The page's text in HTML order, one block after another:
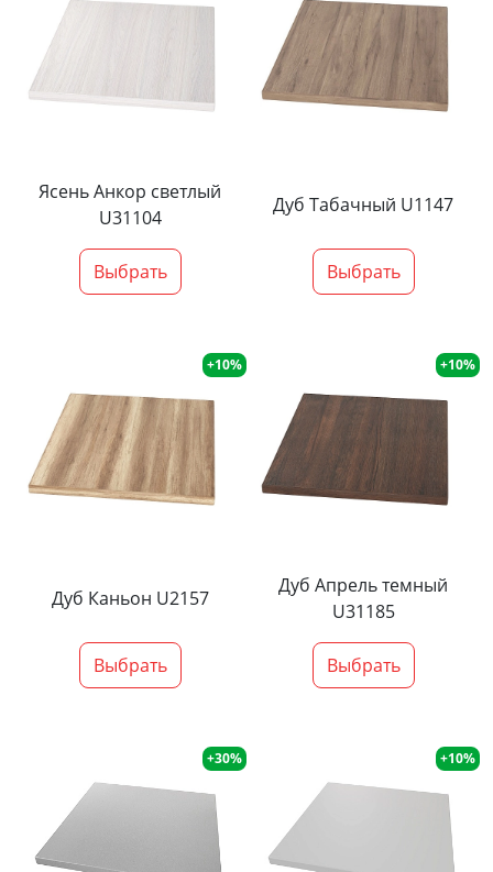
Ясень Анкор светлый
U31104
Выбрать
Дуб Табачный U1147
Выбрать
+10%
Дуб Каньон U2157
Выбрать
+10%
Дуб Апрель темный
U31185
Выбрать
+30% +10%